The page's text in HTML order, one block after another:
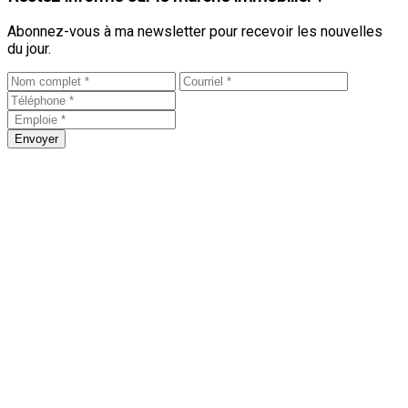
Abonnez-vous à ma newsletter pour recevoir les nouvelles
du jour.
Envoyer